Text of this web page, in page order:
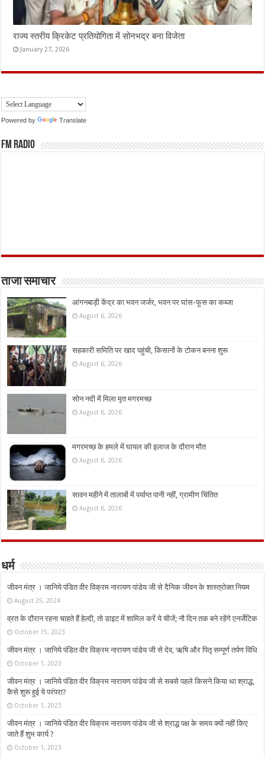
राज्य स्तरीय क्रिकेट प्रतियोगिता में सोनभद्र बना विजेता
January 27, 2026
Powered by Translate
FM Radio
ताजा समाचार
आंगनबाड़ी केंद्र का भवन जर्जर, भवन पर घांस-फूस का कब्जा
August 6, 2026
सहकारी समिति पर खाद पहुंची, किसानों के टोकन बनना शुरू
August 6, 2026
सोन नदी में मिला मृत मगरमच्छ
August 6, 2026
मगरमच्छ के हमले में घायल की इलाज के दौरान मौत
August 6, 2026
सावन महीने में तालाबों में पर्याप्त पानी नहीं, ग्रामीण चिंतित
August 6, 2026
धर्म
जीवन मंत्र । जानिये पंडित वीर विक्रम नारायण पांडेय जी से दैनिक जीवन के शास्त्रोक्त नियम
August 25, 2024
व्रत के दौरान रहना चाहते हैं हेल्दी, तो डाइट में शामिल करें ये चीजें; नौ दिन तक बने रहेंगे एनर्जेटिक
October 15, 2023
जीवन मंत्र । जानिये पंडित वीर विक्रम नारायण पांडेय जी से देव, ऋषि और पितृ सम्पूर्ण तर्पण विधि
October 1, 2023
जीवन मंत्र । जानिये पंडित वीर विक्रम नारायण पांडेय जी से सबसे पहले किसने किया था श्राद्ध,
कैसे शुरू हुई ये परंपरा?
October 1, 2023
जीवन मंत्र । जानिये पंडित वीर विक्रम नारायण पांडेय जी से श्राद्ध पक्ष के समय क्यों नहीं किए
जाते हैं शुभ कार्य ?
October 1, 2023